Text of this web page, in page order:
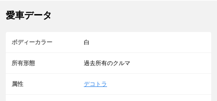
愛車データ
ボディーカラー 白
所有形態 過去所有のクルマ
属性 デコトラ